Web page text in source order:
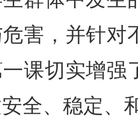
害，并针对
课切实增强
全、稳定、